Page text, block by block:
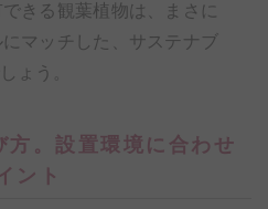
きる観葉植物は、まさに
マッチした、サステナブ
ょう。
。設置環境に合わせ
ント